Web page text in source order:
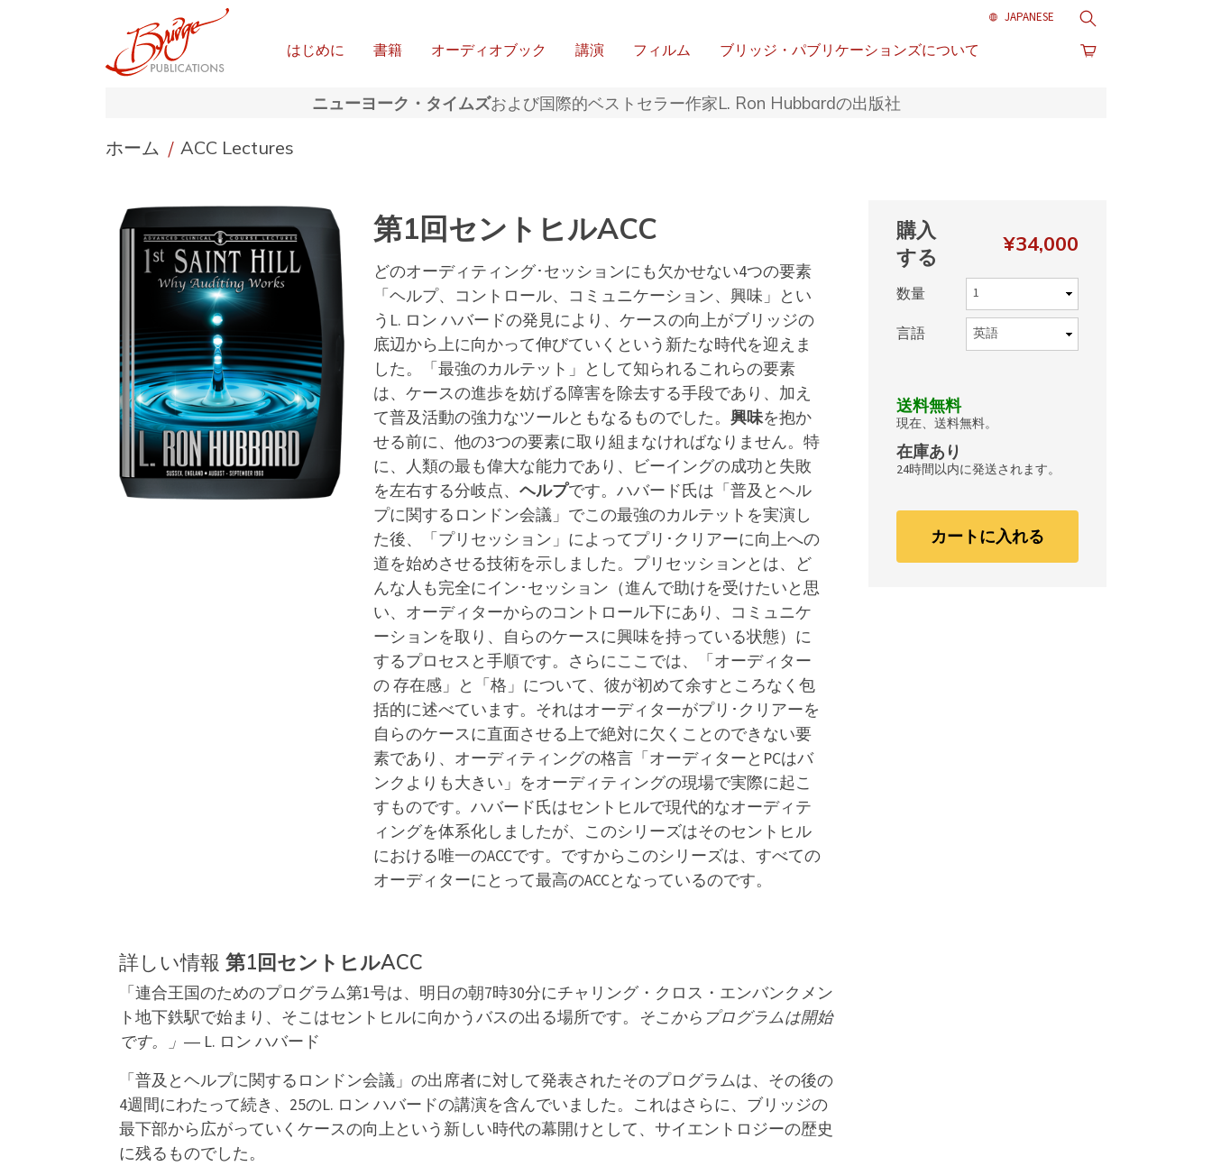
はじめに 書籍 オーディオブック 講演 フィルム ブリッジ・パブリケーションズについて
検索
ニューヨーク・タイムズおよび国際的ベストセラー作家L. Ron Hubbardの出版社
ホーム / ACC Lectures
第1回セントヒルACC
どのオーディティング･セッションにも欠かせない4つの要素
「ヘルプ、コントロール、コミュニケーション、興味」とい
うL. ロン ハバードの発見により、ケースの向上がブリッジの
底辺から上に向かって伸びていくという新たな時代を迎えま
した。
「最強のカルテット」として知られるこれらの要素
は、ケースの進歩を妨げる障害を除去する手段であり、加え
て普及活動の強力なツールともなるものでした。 興味を抱か
せる前に、他の3つの要素に取り組まなければなりません。特
に、人類の最も偉大な能力であり、ビーイングの成功と失敗
を左右する分岐点、 ヘルプです。 ハバード氏は「普及とヘル
プに関するロンドン会議」でこの最強のカルテットを実演し
た後、「プリセッション」によってプリ･クリアーに向上への
道を始めさせる技術を示しました。プリセッションとは、ど
んな人も完全にイン･セッション（進んで助けを受けたいと思
い、オーディターからのコントロール下にあり、コミュニケ
ーションを取り、自らのケースに興味を持っている状態）に
するプロセスと手順です。 さらにここでは、「オーディター
の 存在感」と「格」について、彼が初めて余すところなく包
括的に述べています。それはオーディターがプリ･クリアーを
自らのケースに直面させる上で絶対に欠くことのできない要
素であり、オーディティングの格言「オーディターとPCはバ
ンクよりも大きい」をオーディティングの現場で実際に起こ
すものです。 ハバード氏はセントヒルで現代的なオーディテ
ィングを体系化しましたが、このシリーズはそのセントヒル
における唯一のACCです。ですからこのシリーズは、すべての
オーディターにとって最高のACCとなっているのです。
購入
する
¥34,000
数量
言語
送料無料
現在、送料無料。
在庫あり
24時間以内に発送されます。
カートに入れる
詳しい情報 第1回セントヒルACC
「連合王国のためのプログラム第1号は、明日の朝7時30分にチャリング・クロス・エンバンクメン
ト地下鉄駅で始まり、そこはセントヒルに向かうバスの出る場所です。 そこからプログラムは開始
です。」 ― L. ロン ハバード
「普及とヘルプに関するロンドン会議」の出席者に対して発表されたそのプログラムは、その後の
4週間にわたって続き、25のL. ロン ハバードの講演を含んでいました。 これはさらに、ブリッジの
最下部から広がっていくケースの向上という新しい時代の幕開けとして、サイエントロジーの歴史
に残るものでした。